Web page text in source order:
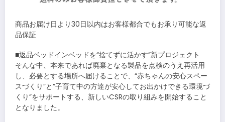
商品お届け日より30日以内はお客様都合でもお承り可能な返
品保証
■返品ベッドインベッドを“捨てずに活かす”新プロジェクト
そんな中、本来であれば廃棄となる製品を点検のうえ再活用
し、必要とする場所へ届けることで、“赤ちゃんの安心スペー
スづくり”と“子育て中の方達が安心してお出かけできる環境づ
くり”をサポートする、新しいCSRの取り組みを開始すること
となりました。